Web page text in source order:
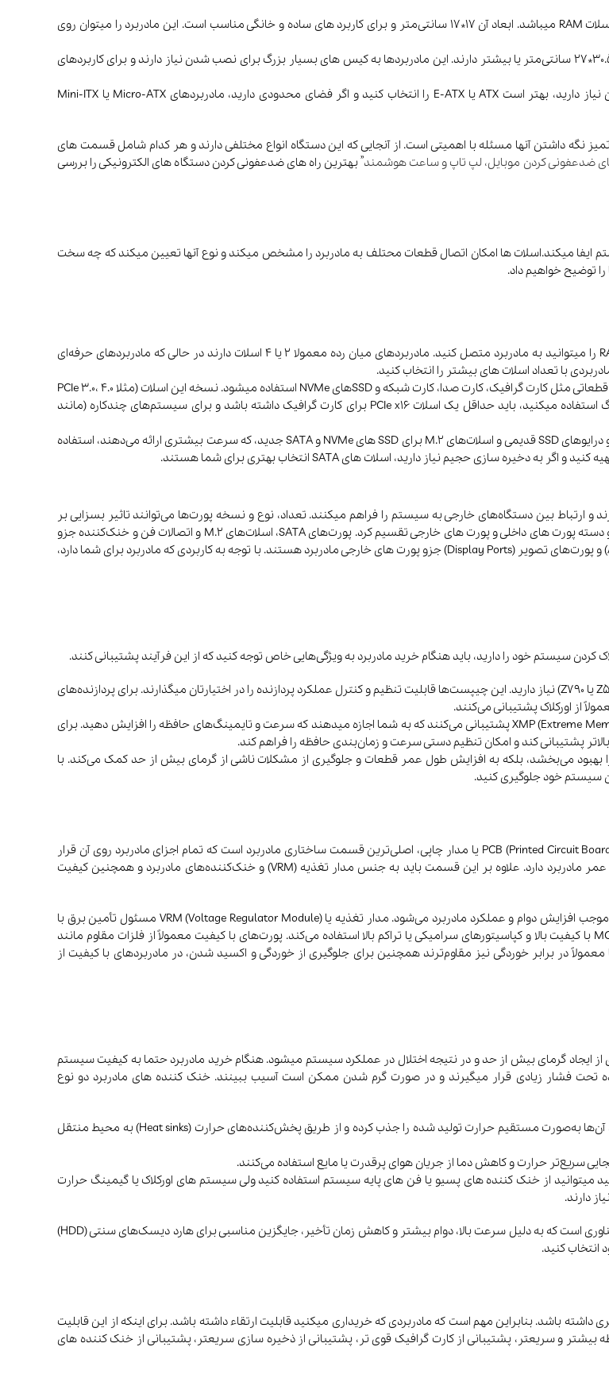
Mini-ITX: این نوع مادربرد بسیار کوچک است و تنها یک اسلات PCIe و تعداد محدودی اسلات RAM میباشد. ابعاد آن 17*17 سانتی‌متر و برای کاربرد های ساده و خانگی مناسب است. این مادربرد را میتوان روی
E-ATX (Extended ATX): این نوع مادبردها از نوع ATX بزرگ تر هستند و ابعادی حدود 30.5*27 سانتی‌متر یا بیشتر دارند. این مادربردها به کیس های بسیار بزرگ برای نصب شدن نیاز دارند و برای کاربردهای
انتخاب فرم فاکتور به کاربرد شما بستگی دارد. اگر آن را برای گیمینگ و کارهای سنگین نیاز دارید، بهتر است ATX یا E-ATX را انتخاب کنید و اگر فضای محدودی دارید، مادربردهای Micro-ATX یا Mini-ITX
نگه داشتن آنها مسئله با اهمیتی است. از آنجایی که این دستگاه انواع مختلفی دارند و هر کدام شامل قسمت های
ضدعفونی کردن موبایل، لپ تاپ و ساعت هوشمند” بهترین راه های ضدعفونی کردن دستگاه های الکترونیکی را بررسی
ایفا میکند.اسلات ها امکان اتصال قطعات محتلف به مادربرد را مشخص میکند و نوع آنها تعیین میکند که چه سخت
توضیح خواهیم داد.
اسلات‌های RAM (حافظه موقت): این اسلات مشخص میکند که چه تعداد و چه نوع RAM را میتوانید به مادربرد متصل کنید. مادربردهای میان رده معمولا 2 یا 4 اسلات دارند در حالی که مادربردهای حرفه‌ای
اسلات‌های PCIe (Peripheral Component Interconnect Express): این اسلات برای اتصال قطعاتی مثل کارت گرافیک، کارت صدا، کارت شبکه و SSD‌های NVMe استفاده میشود. نسخه این اسلات (مثلا PCIe 3.0، 4.0
و یا 5.0) سرعت انتقالداده و عملکرد قطعه را تعیین میکند. اگر از مادربرد برای گیمینگ استفاده میکنید، باید حداقل یک اسلات PCIe x16 برای کارت گرافیک داشته باشد و برای سیستم‌های چندکاره (مانند
اسلات‌های ذخیره‌سازی (SATA و M.2): اسلات‌های SATA برای اتصال هارد دیسک (HDD) و درایوهای SSD قدیمی و اسلات‌های M.2 برای SSD های NVMe و SATA جدید، که سرعت بیشتری ارائه می‌دهند، استفاده
ارتباط بین دستگاه‌های خارجی به سیستم را فراهم میکنند. تعداد، نوع و نسخه پورت‌ها می‌توانند تاثیر بسزایی بر
قابلیت‌ها، کاربردپذیری و حتی کارایی سیستم بگذارند. پورت های مادربرد را میتوان به دو دسته پورت های داخلی و پورت های خارجی تقسیم کرد. پورت‌های SATA، اسلات‌های M.2 و اتصالات فن و خنک‌کننده جزو
پورت های داخلی و پورت‌های USB، پورت شبکه (Ethernet)، پورت‌های صوتی (Audio Ports) و پورت‌های تصویر (Display Ports) جزو پورت های خارجی مادربرد هستند. با توجه به کاربردی که مادربرد برای شما دارد،
سیستم خود را دارید، باید هنگام خرید مادربرد به ویژگی‌هایی خاص توجه کنید که از این فرآیند پشتیبانی کنند.
برای اورکلاکینگ پردازنده‌های اینتل، به مادربردی با چیپست‌هایی مانند Z-series (مثلاً Z590 یا Z790) نیاز دارید. این چیپست‌ها قابلیت تنظیم و کنترل عملکرد پردازنده را در اختیارتان میگذارند. برای پردازنده‌های
مادربردهایی که برای اورکلاک حافظه طراحی شده‌اند، معمولاً از پروفایل‌های XMP (Extreme Memory Profile) پشتیبانی می‌کنند که به شما اجازه میدهند که سرعت و تایمینگ‌های حافظه را افزایش دهید. برای
می‌بخشد، بلکه به افزایش طول عمر قطعات و جلوگیری از مشکلات ناشی از گرمای بیش از حد کمک می‌کند. با
سیستم خود جلوگیری کنید.
برای خرید مادربرد مثل هر محصول دیگری بای به جنس و کیفیت آن نیز دقت کنید. PCB (Printed Circuit Board) یا مدار چاپی، اصلی‌ترین قسمت ساختاری مادربرد است که تمام اجزای مادربرد روی آن قرار
دارند. کیفیت و نوع مواد استفاده‌ شده در ساخت این قسمت تأثیر زیادی بر پایداری و عمر مادربرد دارد. علاوه بر این قسمت باید به جنس مدار تغذیه (VRM) و خنک‌کننده‌های مادربرد و همچنین کیفیت
در ساخت PCB استفاده از مواد با کیفیت بالا مانند فیبر شیشه‌ای یا مواد با رسانایی بالا موجب افزایش دوام و عملکرد مادربرد می‌شود. مدار تغذیه یا VRM (Voltage Regulator Module) مسئول تأمین برق با
کیفیت برای پردازنده و دیگر اجزا است. VRM با کیفیت معمولاً از ترانزیستورهای MOSFET با کیفیت بالا و کپاسیتورهای سرامیکی یا تراکم بالا استفاده می‌کند. پورت‌های با کیفیت معمولاً از فلزات مقاوم مانند
در برابر خوردگی نیز مقاوم‌ترند همچنین برای جلوگیری از خوردگی و اکسید شدن، در مادربردهای با کیفیت از
گرمای بیش از حد و در نتیجه اختلال در عملکرد سیستم میشود. هنگام خرید مادربرد حتما به کیفیت سیستم
تحت فشار زیادی قرار میگیرند و در صورت گرم شدن ممکن است آسیب ببینند. خنک کننده های مادربرد دو نوع
خنک کننده های پسیو: بدون استفاده از فن یا جریان هوا عمل می‌کنند. به عبارت دیگر، آن‌ها به‌صورت مستقیم حرارت تولید شده را جذب کرده و از طریق پخش‌کننده‌های حرارت (Heat sinks) به محیط منتقل
حرارت و کاهش دما از جریان هوای پرقدرت یا مایع استفاده می‌کنند.
میتوانید از خنک کننده های پسیو یا فن های پایه سیستم استفاده کنید ولی سیستم های اورکلاک یا گیمینگ حرارت
دارند.
بیشتر بخوانید: امروزه حافظه های SSD یکی از مهم ترین قطعات در دنیای کامپیوتر و فناوری است که به دلیل سرعت بالا، دوام بیشتر و کاهش زمان تأخیر، جایگزین مناسبی برای هارد دیسک‌های سنتی (HDD)
انتخاب کنید.
داشته باشد. بنابراین مهم است که مادربردی که خریداری میکنید قابلیت ارتقاء داشته باشد. برای اینکه از این قابلیت
و سریعتر، پشتیبانی از کارت گرافیک قوی تر، پشتیبانی از ذخیره سازی سریعتر، پشتیبانی از خنک کننده های